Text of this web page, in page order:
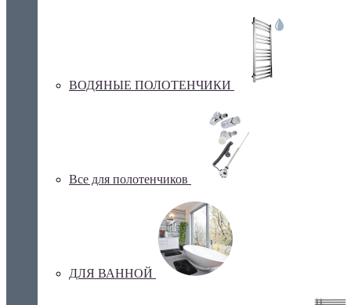
ВОДЯНЫЕ ПОЛОТЕНЧИКИ
Все для полотенчиков
ДЛЯ ВАННОЙ